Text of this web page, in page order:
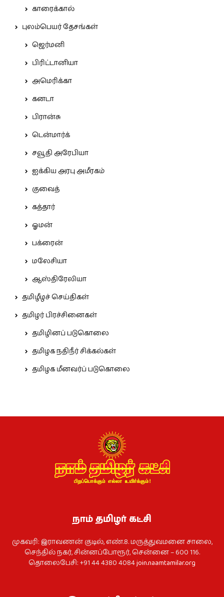
காரைக்கால்
புலம்பெயர் தேசங்கள்
ஜெர்மனி
பிரிட்டானியா
அமெரிக்கா
கனடா
பிரான்சு
டென்மார்க்
சவூதி அரேபியா
ஐக்கிய அரபு அமீரகம்
குவைத்
கத்தார்
ஓமன்
பக்ரைன்
மலேசியா
ஆஸ்திரேலியா
தமிழீழச் செய்திகள்
தமிழர் பிரச்சினைகள்
தமிழினப் படுகொலை
தமிழக நதிநீர் சிக்கல்கள்
தமிழக மீனவர்ப் படுகொலை
நாம் தமிழர் கட்சி
முகவரி: இராவணன் குடில், எண்.8. மருத்துவமனை சாலை,
செந்தில் நகர், சின்னப்போரூர், சென்னை – 600 116.
தொலைபேசி: +91 44 4380 4084join.naamtamilar.org